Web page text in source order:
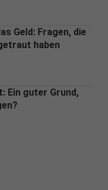
Geld: Fragen, die
haben
Ein guter Grund,